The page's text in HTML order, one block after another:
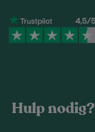
Hulp nodig?